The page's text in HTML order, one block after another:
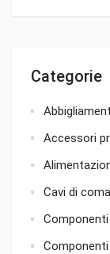
Categorie
Accessori
Cavi di